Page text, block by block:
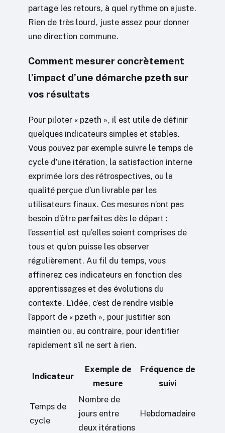
partage les retours, à quel rythme on ajuste.
Rien de très lourd, juste assez pour donner
une direction commune.
Comment mesurer concrètement
l’impact d’une démarche pzeth sur
vos résultats
Pour piloter « pzeth », il est utile de définir
quelques indicateurs simples et stables.
Vous pouvez par exemple suivre le temps de
cycle d’une itération, la satisfaction interne
exprimée lors des rétrospectives, ou la
qualité perçue d’un livrable par les
utilisateurs finaux. Ces mesures n’ont pas
besoin d’être parfaites dès le départ :
l’essentiel est qu’elles soient comprises de
tous et qu’on puisse les observer
régulièrement. Au fil du temps, vous
affinerez ces indicateurs en fonction des
apprentissages et des évolutions du
contexte. L’idée, c’est de rendre visible
l’apport de « pzeth », pour justifier son
maintien ou, au contraire, pour identifier
rapidement s’il ne sert à rien.
Indicateur
Exemple de
mesure
Fréquence de
suivi
Temps de
cycle
Nombre de
jours entre
deux itérations
Hebdomadaire